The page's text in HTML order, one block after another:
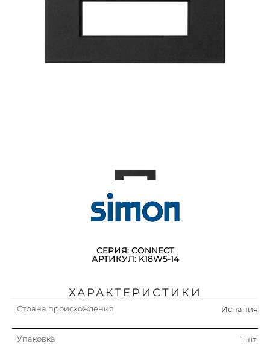
СЕРИЯ: CONNECT
АРТИКУЛ: K18W5-14
ХАРАКТЕРИСТИКИ
Страна происхождения Испания
Упаковка 1 шт.